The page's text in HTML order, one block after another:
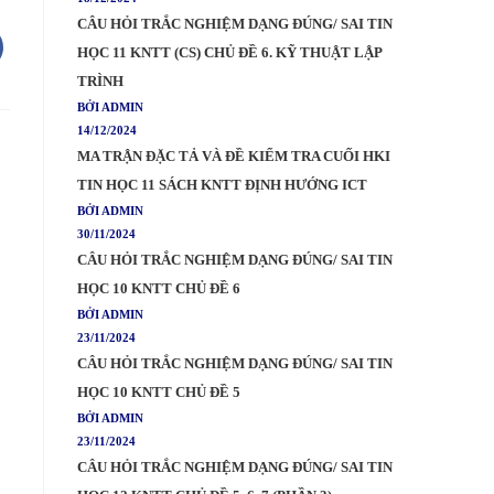
CÂU HỎI TRẮC NGHIỆM DẠNG ĐÚNG/ SAI TIN
HỌC 11 KNTT (CS) CHỦ ĐỀ 6. KỸ THUẬT LẬP
TRÌNH
BỞI ADMIN
14/12/2024
MA TRẬN ĐẶC TẢ VÀ ĐỀ KIỂM TRA CUỐI HKI
TIN HỌC 11 SÁCH KNTT ĐỊNH HƯỚNG ICT
BỞI ADMIN
30/11/2024
CÂU HỎI TRẮC NGHIỆM DẠNG ĐÚNG/ SAI TIN
HỌC 10 KNTT CHỦ ĐỀ 6
BỞI ADMIN
23/11/2024
CÂU HỎI TRẮC NGHIỆM DẠNG ĐÚNG/ SAI TIN
HỌC 10 KNTT CHỦ ĐỀ 5
BỞI ADMIN
23/11/2024
CÂU HỎI TRẮC NGHIỆM DẠNG ĐÚNG/ SAI TIN